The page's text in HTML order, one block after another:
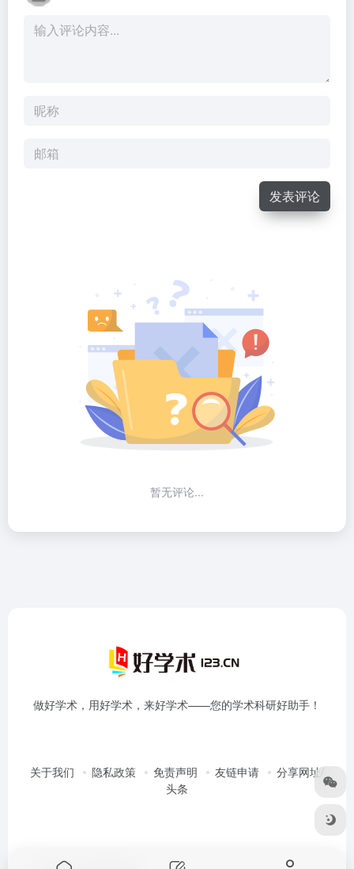
发表评论
暂无评论...
做好学术，用好学术，来好学术——您的学术科研好助手！
关于我们 隐私政策 免责声明 友链申请
分享网址/
头条